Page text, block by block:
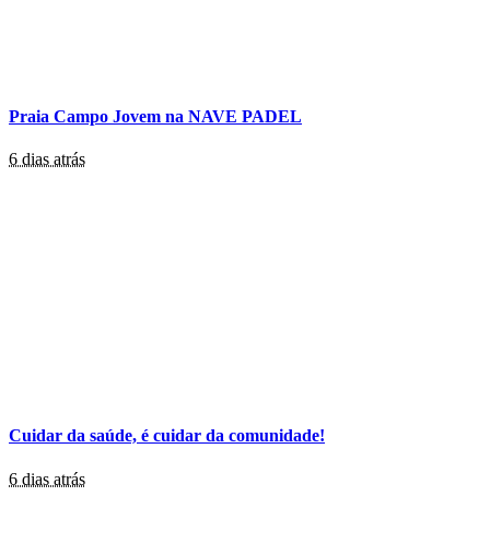
Praia Campo Jovem na NAVE PADEL
6 dias atrás
Cuidar da saúde, é cuidar da comunidade!
6 dias atrás